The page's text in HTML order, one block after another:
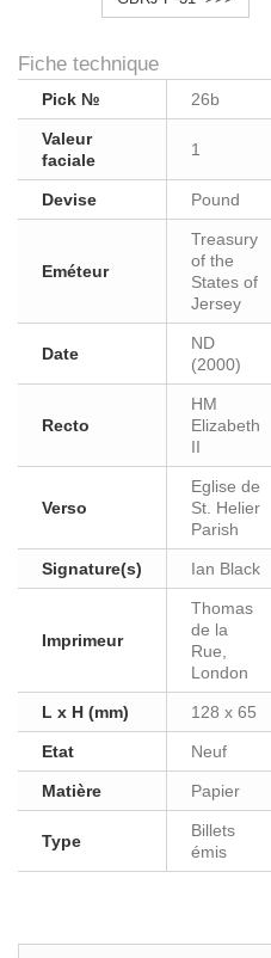
Fiche technique
Pick № 26b
Valeur
faciale
1
Devise Pound
Eméteur
Treasury
of the
States of
Jersey
Date
ND
(2000)
Recto
HM
Elizabeth
II
Verso
Eglise de
St. Helier
Parish
Signature(s) Ian Black
Imprimeur
Thomas
de la
Rue,
London
L x H (mm) 128 x 65
Etat Neuf
Matière Papier
Type
Billets
émis